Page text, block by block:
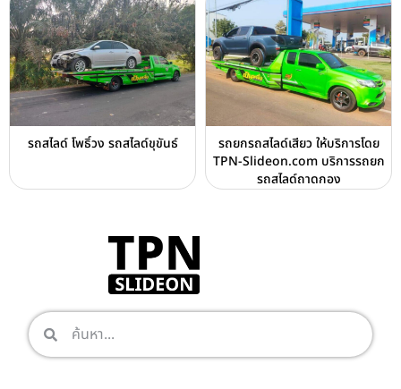
รถสไลด์ โพธิ์วง รถสไลด์ขุขันธ์
รถยกรถสไลด์เสียว ให้บริการโดย
TPN-Slideon.com บริการรถยก
รถสไลด์ถาดกอง